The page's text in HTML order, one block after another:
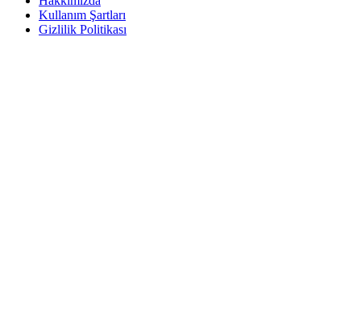
Kullanım Şartları
Gizlilik Politikası